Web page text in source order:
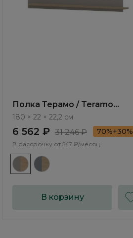
Полка Терамо / Teramo
TA472.2
180 × 22 × 22,2 см
6 562 ₽ 31 246 ₽ 70%+30%
В рассрочку от 547 ₽/месяц
В корзину